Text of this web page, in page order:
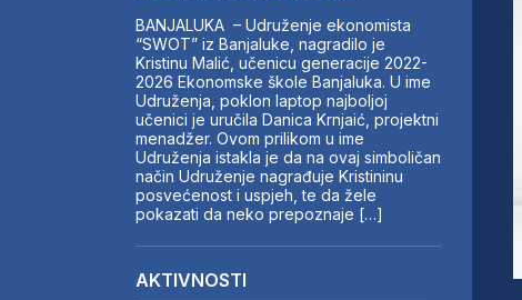
AKTIVNOSTI
SWOT INTERVJU
UČLANI SE
KONTAKT
BANJALUKA – Udruženje ekonomista
“SWOT” iz Banjaluke, nagradilo je
Kristinu Malić, učenicu generacije 2022-
2026 Ekonomske škole Banjaluka. U ime
Udruženja, poklon laptop najboljoj
učenici je uručila Danica Krnjaić, projektni
menadžer. Ovom prilikom u ime
Udruženja istakla je da na ovaj simboličan
način Udruženje nagrađuje Kristininu
posvećenost i uspjeh, te da žele
pokazati da neko prepoznaje […]
AKTIVNOSTI